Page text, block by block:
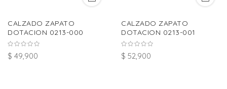
CALZADO ZAPATO
DOTACION 0213-000
$ 49,900
CALZADO ZAPATO
DOTACION 0213-001
$ 52,900